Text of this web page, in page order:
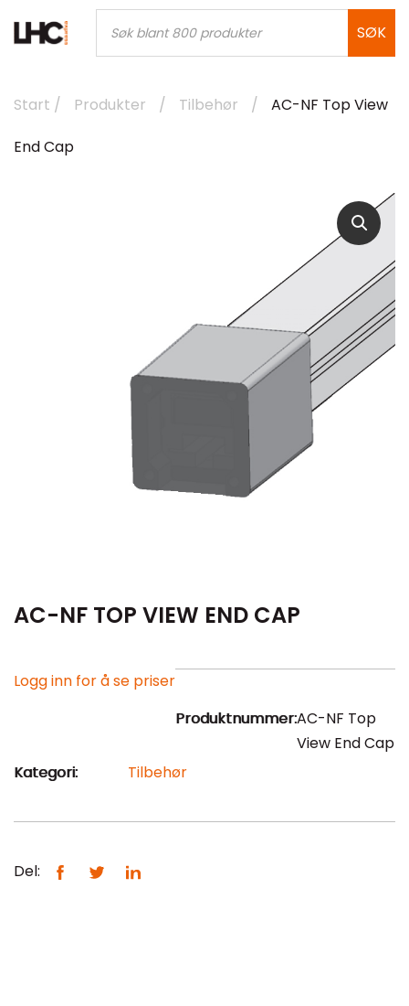
Products
search SØK
Start / Produkter / Tilbehør /
AC-NF Top View
End Cap
AC-NF TOP VIEW END CAP
Logg inn for å se priser
Produktnummer:AC-NF Top
View End Cap
Kategori:
Tilbehør
Del: